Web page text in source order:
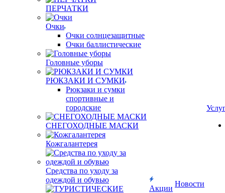
ПЕРЧАТКИ
Очки
Очки солнцезащитные
Очки баллистические
Головные уборы
РЮКЗАКИ И СУМКИ
Рюкзаки и сумки
спортивные и
городские
СНЕГОХОДНЫЕ МАСКИ
Кожгалантерея
Средства по уходу за
одеждой и обувью
Акции
Новости